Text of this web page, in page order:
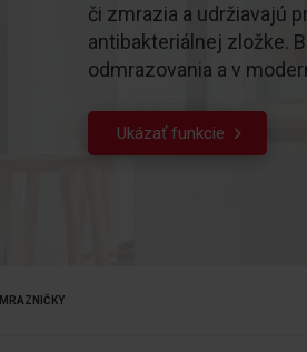
či zmrazia a udržiavajú
antibakteriálnej zložke.
odmrazovania a v
Ukázať funkcie
MRAZNIČKY